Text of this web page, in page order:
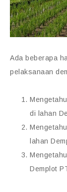
Ada beberapa
pelaksanaan
di lahan
lahan
Demplot